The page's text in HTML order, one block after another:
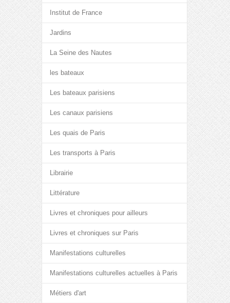
Institut de France
Jardins
La Seine des Nautes
les bateaux
Les bateaux parisiens
Les canaux parisiens
Les quais de Paris
Les transports à Paris
Librairie
Littérature
Livres et chroniques pour ailleurs
Livres et chroniques sur Paris
Manifestations culturelles
Manifestations culturelles actuelles à Paris
Métiers d'art